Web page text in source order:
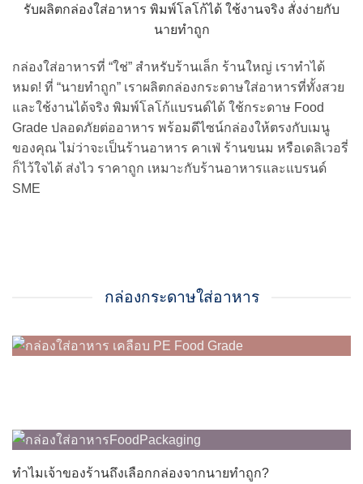
รับผลิตกล่องใส่อาหาร พิมพ์โลโก้ได้ ใช้งานจริง สั่งง่ายกับ
นายทำถูก
กล่องใส่อาหารที่ “ใช่” สำหรับร้านเล็ก ร้านใหญ่ เราทำได้
หมด! ที่ “นายทำถูก” เราผลิตกล่องกระดาษใส่อาหารที่ทั้งสวย
และใช้งานได้จริง พิมพ์โลโก้แบรนด์ได้ ใช้กระดาษ Food
Grade ปลอดภัยต่ออาหาร พร้อมดีไซน์กล่องให้ตรงกับเมนู
ของคุณ ไม่ว่าจะเป็นร้านอาหาร คาเฟ่ ร้านขนม หรือเดลิเวอรี่
ก็ไว้ใจได้ ส่งไว ราคาถูก เหมาะกับร้านอาหารและแบรนด์
SME
กล่องกระดาษใส่อาหาร
ทำไมเจ้าของร้านถึงเลือกกล่องจากนายทำถูก?